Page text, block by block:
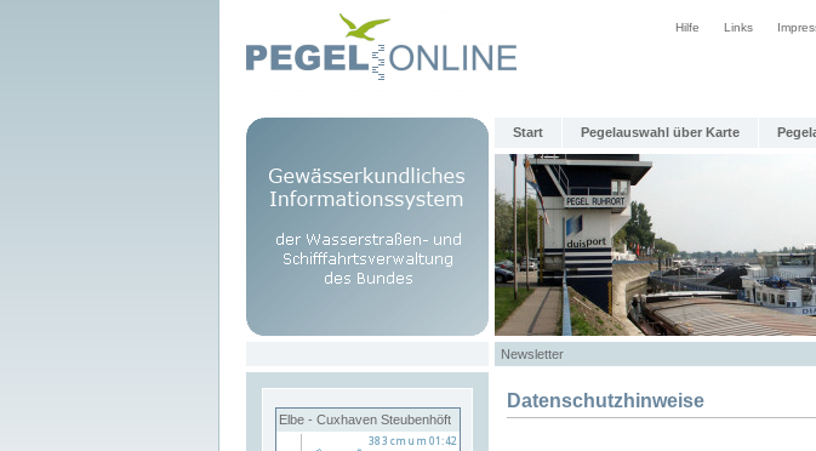
Hilfe Links
Start Pegelauswahl über Karte
Newsletter
Elbe - Cuxhaven Steubenhöft
Datenschutzhinweise